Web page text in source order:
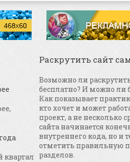
квартал
Раскрутить сайт
Возможно ли
бесплатно? И можно ли
Как показывает
кто хочет и может
проект, а не несколько
сайта начинается
внутреннего кода, но и
отметить правильную
разделов.